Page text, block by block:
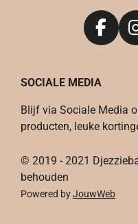
F
e
o
o
I
SOCIALE MEDIA
Blijf via Sociale Media
producten, leuke
© 2019 - 2021
behouden
Powered byJouwWeb